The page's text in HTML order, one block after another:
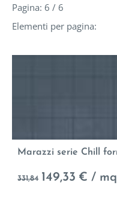
Pagina: 6 / 6
Elementi per pagina:
Marazzi serie Chill
331,84 149,33 € / mq